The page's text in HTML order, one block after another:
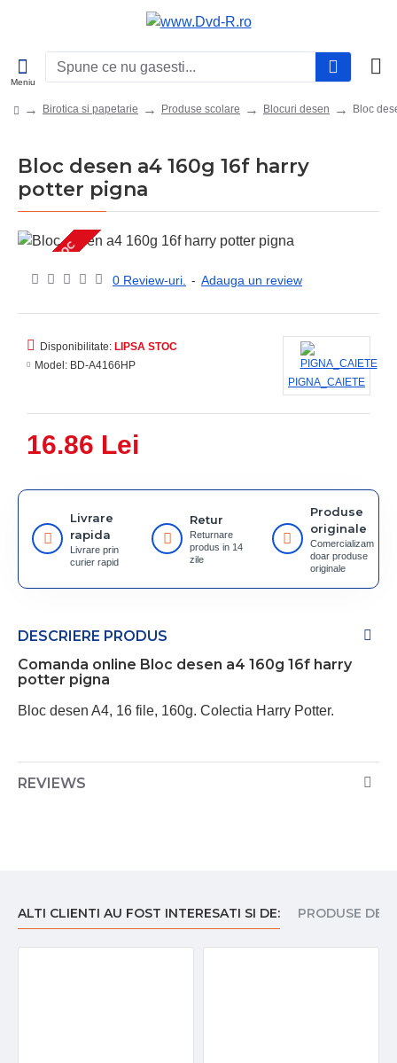
Birotica si papetarie Produse scolare Blocuri desen Bloc
Bloc desen a4 160g 16f harry
potter pigna
LIPSA STOC 0 Review-uri. - Adauga un review
16.86 Lei
Disponibilitate: LIPSA STOC
Model: BD-A4166HP
PIGNA_CAIETE
Livrare
rapida
Livrare prin
curier rapid
Retur
Returnare
produs in 14
zile
Produse
originale
Comercializam
doar produse
originale
DESCRIERE PRODUS
Comanda online Bloc desen a4 160g 16f harry
potter pigna
Bloc desen A4, 16 file, 160g. Colectia Harry Potter.
REVIEWS
ALTI CLIENTI AU FOST INTERESATI SI DE: PRODUSE DE